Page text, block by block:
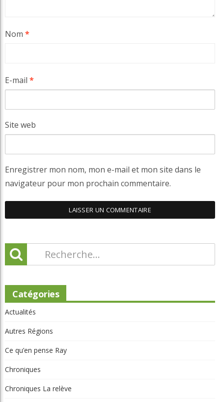
Nom *
E-mail *
Site web
Enregistrer mon nom, mon e-mail et mon site dans le
navigateur pour mon prochain commentaire.
Catégories
Actualités
Autres Régions
Ce qu’en pense Ray
Chroniques
Chroniques La relève